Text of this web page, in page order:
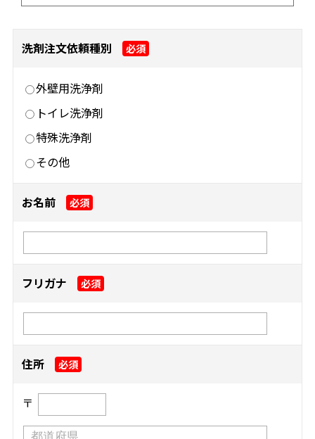
洗剤注文依頼種別 必須
外壁用洗浄剤
トイレ洗浄剤
特殊洗浄剤
その他
お名前 必須
フリガナ 必須
住所 必須
〒